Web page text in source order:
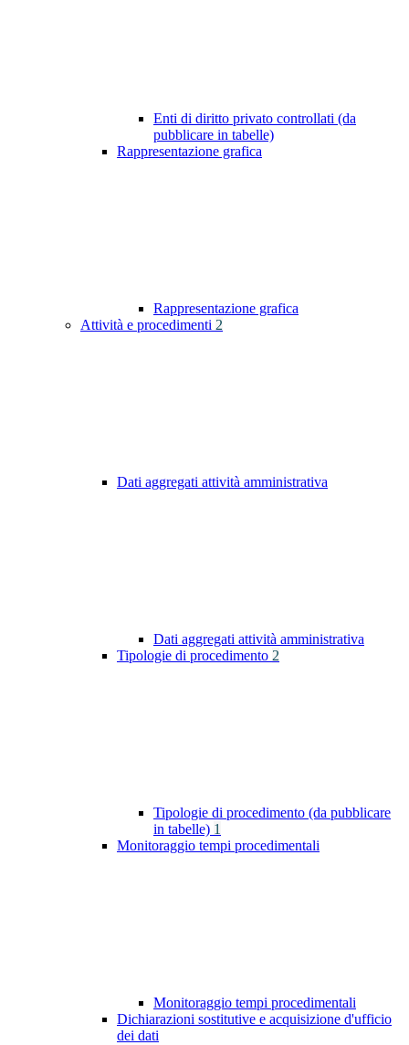
Enti di diritto privato controllati (da
pubblicare in tabelle)
Rappresentazione grafica
Rappresentazione grafica
Attività e procedimenti 2
Dati aggregati attività amministrativa
Dati aggregati attività amministrativa
Tipologie di procedimento 2
Tipologie di procedimento (da pubblicare
in tabelle) 1
Monitoraggio tempi procedimentali
Monitoraggio tempi procedimentali
Dichiarazioni sostitutive e acquisizione d'ufficio
dei dati